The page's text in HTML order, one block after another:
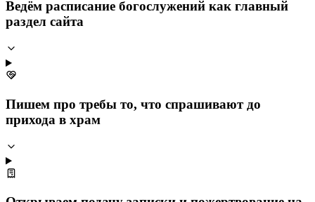
Ведём расписание богослужений как главный
раздел сайта
Пишем про требы то, что спрашивают до
прихода в храм